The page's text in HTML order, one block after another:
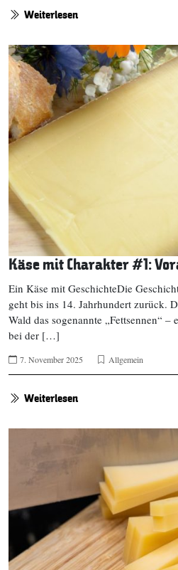
Weiterlesen
Käse mit Charakter #1:
Ein Käse mit GeschichteDie
geht bis ins 14. Jahrhundert zurück.
Wald das sogenannte „Fettsennen“
bei der […]
7. November 2025 Allgemein
Weiterlesen